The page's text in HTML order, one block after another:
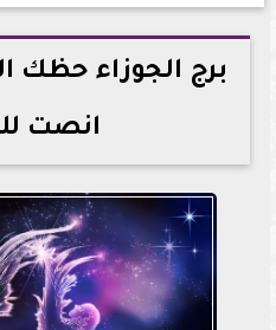
2026-06-07 23:18:11
انصت